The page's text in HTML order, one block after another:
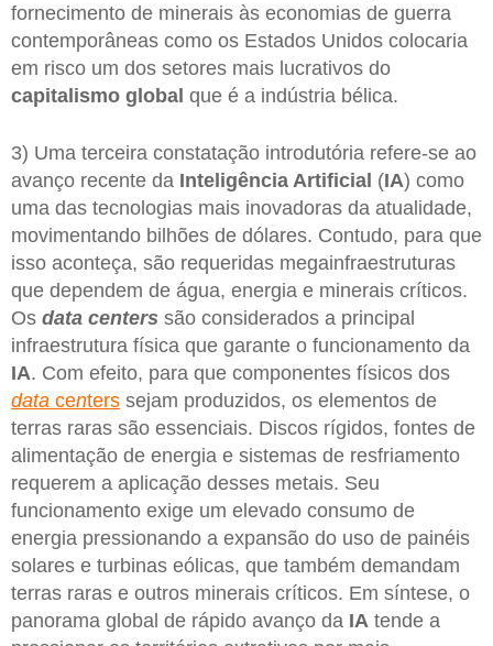
fornecimento de minerais às economias de guerra
contemporâneas como os Estados Unidos colocaria
em risco um dos setores mais lucrativos do
capitalismo global que é a indústria bélica.
3) Uma terceira constatação introdutória refere-se ao
avanço recente da Inteligência Artificial (IA) como
uma das tecnologias mais inovadoras da atualidade,
movimentando bilhões de dólares. Contudo, para que
isso aconteça, são requeridas megainfraestruturas
que dependem de água, energia e minerais críticos.
Os data centers são considerados a principal
infraestrutura física que garante o funcionamento da
IA. Com efeito, para que componentes físicos dos
data centers sejam produzidos, os elementos de
terras raras são essenciais. Discos rígidos, fontes de
alimentação de energia e sistemas de resfriamento
requerem a aplicação desses metais. Seu
funcionamento exige um elevado consumo de
energia pressionando a expansão do uso de painéis
solares e turbinas eólicas, que também demandam
terras raras e outros minerais críticos. Em síntese, o
panorama global de rápido avanço da IA tende a